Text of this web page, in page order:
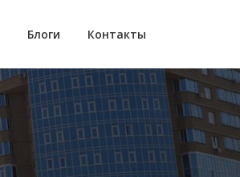
Блоги Контакты